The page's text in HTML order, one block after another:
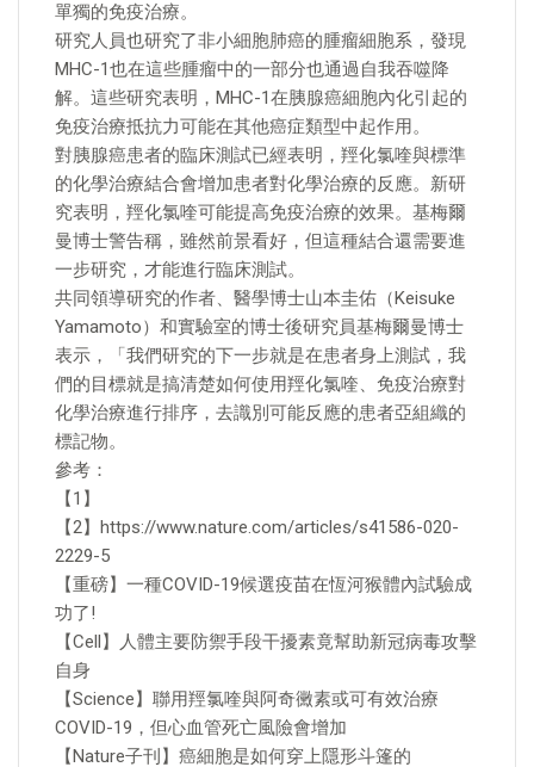
單獨的免疫治療。
研究人員也研究了非小細胞肺癌的腫瘤細胞系，發現
MHC-1也在這些腫瘤中的一部分也通過自我吞噬降
解。這些研究表明，MHC-1在胰腺癌細胞內化引起的
免疫治療抵抗力可能在其他癌症類型中起作用。
對胰腺癌患者的臨床測試已經表明，羥化氯喹與標準
的化學治療結合會增加患者對化學治療的反應。新研
究表明，羥化氯喹可能提高免疫治療的效果。基梅爾
曼博士警告稱，雖然前景看好，但這種結合還需要進
一步研究，才能進行臨床測試。
共同領導研究的作者、醫學博士山本圭佑（Keisuke
Yamamoto）和實驗室的博士後研究員基梅爾曼博士
表示，「我們研究的下一步就是在患者身上測試，我
們的目標就是搞清楚如何使用羥化氯喹、免疫治療對
化學治療進行排序，去識別可能反應的患者亞組織的
標記物。
參考：
【1】
【2】https://www.nature.com/articles/s41586-020-
2229-5
【重磅】一種COVID-19候選疫苗在恆河猴體內試驗成
功了!
【Cell】人體主要防禦手段干擾素竟幫助新冠病毒攻擊
自身
【Science】聯用羥氯喹與阿奇黴素或可有效治療
COVID-19，但心血管死亡風險會增加
【Nature子刊】癌細胞是如何穿上隱形斗篷的